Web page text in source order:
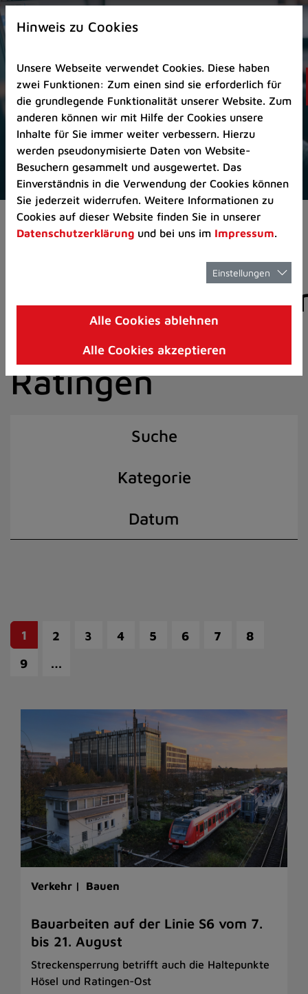
Zur
Startseite
Zum
Seitenanfang
springen
(Schnelltaste
A)
Zur
Navigation/Menü
springen
(Schnelltaste
M)
Zur
8)
I)
Aktuelles Pressemitteilungen
der Stadt
Ratingen
Suche
Kategorie
Datum
1 2 3 4 5 6 7
8
9
…
Verkehr | Bauen
Bauarbeiten auf der Linie S6 vom 7.
bis 21. August
Streckensperrung betrifft auch die Haltepunkte
Hösel und Ratingen-Ost
Hinweis zu Cookies
Unsere Webseite verwendet Cookies. Diese haben
zwei Funktionen: Zum einen sind sie erforderlich für
die grundlegende Funktionalität unserer Website. Zum
anderen können wir mit Hilfe der Cookies unsere
Inhalte für Sie immer weiter verbessern. Hierzu
werden pseudonymisierte Daten von Website-
Besuchern gesammelt und ausgewertet. Das
Einverständnis in die Verwendung der Cookies können
Sie jederzeit widerrufen. Weitere Informationen zu
Cookies auf dieser Website finden Sie in unserer
Datenschutzerklärung und bei uns im Impressum.
Einstellungen
Alle Cookies ablehnen
Alle Cookies akzeptieren